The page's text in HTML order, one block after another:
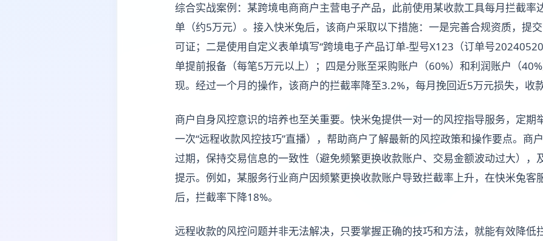
综合实战案例：某跨境电商商户主营电子产品，此前使用某收款工具每月拦截率
单（约5万元）。接入快米兔后，该商户采取以下措施：一是完善合规资质，提
可证；二是使用自定义表单填写“跨境电子产品订单-型号X123（订单号
单提前报备（每笔5万元以上）；四是分账至采购账户（60%）和利润账户（
现。经过一个月的操作，该商户的拦截率降至3.2%，每月挽回近5万元损失，收
商户自身风控意识的培养也至关重要。快米兔提供一对一的风控指导服务，定期
一次“远程收款风控技巧”直播），帮助商户了解最新的风控政策和操作要点。商
过期，保持交易信息的一致性（避免频繁更换收款账户、交易金额波动过大），
提示。例如，某服务行业商户因频繁更换收款账户导致拦截率上升，在快米兔客
后，拦截率下降18%。
远程收款的风控问题并非无法解决，只要掌握正确的技巧和方法，就能有效降低